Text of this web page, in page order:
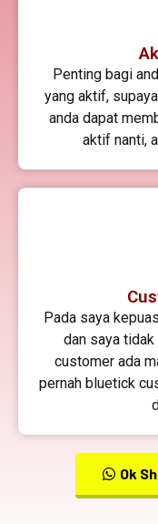
Penting bagi
yang aktif,
anda dapat
aktif nanti,
Pada saya
dan saya
customer ada
pernah bluetick
Ok